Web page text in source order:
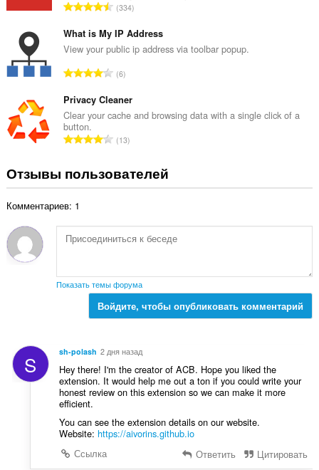
к
:
о
е
н
о
к
:
В
е
г
о
е
н
о
к
334
What is My IP Address
View your public ip address via toolbar popup.
В
е
г
о
е
н
:
6
Privacy Cleaner
Clear your cache and browsing data with a single click of a
button.
В
г
ц
е
к
:
13
Отзывы пользователей
Комментариев: 1
Показать темы форума
Войдите, чтобы опубликовать комментарий
S sh-polash 2 дня назад
Hey there! I'm the creator of ACB. Hope you liked the
extension. It would help me out a ton if you could write your
honest review on this extension so we can make it more
efficient.
You can see the extension details on our website.
Website: https://aivorins.github.io
Ссылка
Ответить Цитировать